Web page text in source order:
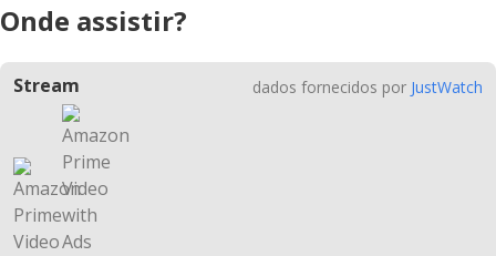
Onde assistir?
Stream dados fornecidos por JustWatch